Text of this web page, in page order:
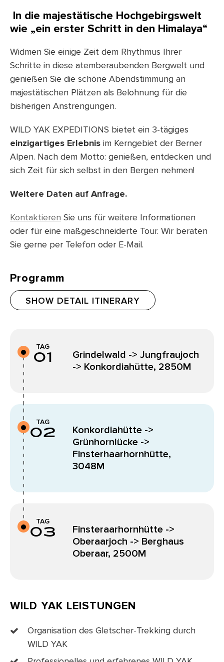
In die majestätische Hochgebirgswelt
wie „ein erster Schritt in den Himalaya“
Widmen Sie einige Zeit dem Rhythmus Ihrer
Schritte in diese atemberaubenden Bergwelt und
genießen Sie die schöne Abendstimmung an
majestätischen Plätzen als Belohnung für die
bisherigen Anstrengungen.
WILD YAK EXPEDITIONS bietet ein 3-tägiges
einzigartiges Erlebnis im Kerngebiet der Berner
Alpen. Nach dem Motto: genießen, entdecken und
sich Zeit für sich selbst in den Bergen nehmen!
Weitere Daten auf Anfrage.
Kontaktieren Sie uns für weitere Informationen
oder für eine maßgeschneiderte Tour. Wir beraten
Sie gerne per Telefon oder E-Mail.
Programm
SHOW DETAIL ITINERARY
TAG
01
Grindelwald -> Jungfraujoch
-> Konkordiahütte, 2850M
TAG
02
Konkordiahütte ->
Grünhornlücke ->
Finsterhaarhornhütte,
3048M
TAG
03
Finsteraarhornhütte ->
Oberaarjoch -> Berghaus
Oberaar, 2500M
WILD YAK LEISTUNGEN
Organisation des Gletscher-Trekking durch
WILD YAK